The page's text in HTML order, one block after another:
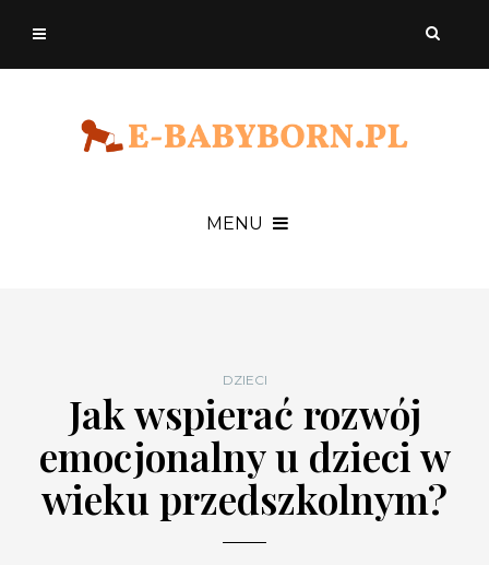
MENU
DZIECI
Jak wspierać rozwój
emocjonalny u dzieci w
wieku przedszkolnym?